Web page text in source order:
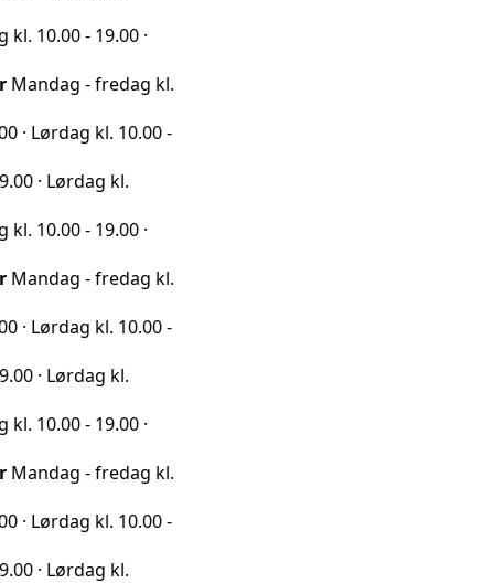
- 19.00 ·
- fredag kl.
kl. 10.00 -
kl.
- 19.00 ·
- fredag kl.
kl. 10.00 -
kl.
- 19.00 ·
- fredag kl.
kl. 10.00 -
kl.